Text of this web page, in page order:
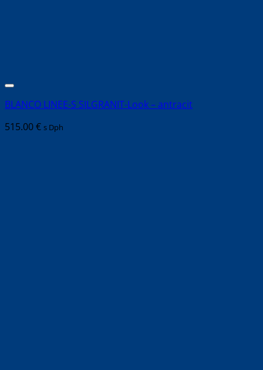
BLANCO LINEE-S SILGRANIT-Look – antracit
515.00€ s Dph